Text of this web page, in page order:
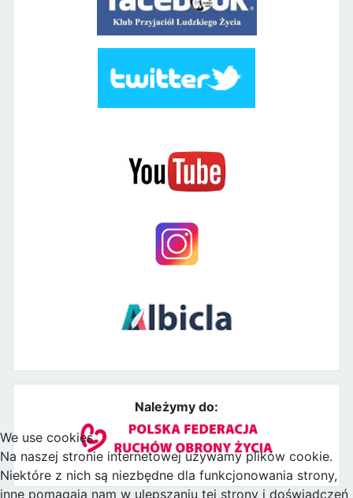
Należymy do:
We use cookies
Na naszej stronie internetowej używamy plików cookie.
Niektóre z nich są niezbędne dla funkcjonowania strony,
inne pomagają nam w ulepszaniu tej strony i doświadczeń